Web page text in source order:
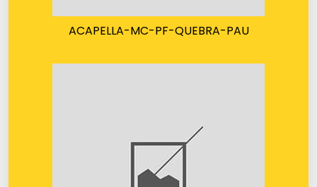
ACAPELLA-MC-PF-QUEBRA-PAU